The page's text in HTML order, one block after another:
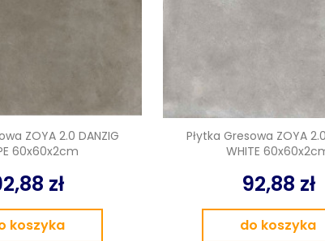
ZOYA 2.0 DANZIG
60x60x2cm
zł
koszyka
Płytka Gresowa ZOYA
WHITE
92,88 zł
do koszyka